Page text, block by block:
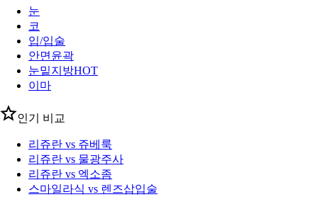
눈
코
입/입술
안면윤곽
눈밑지방HOT
이마
인기 비교
리쥬란 vs 쥬베룩
리쥬란 vs 물광주사
리쥬란 vs 엑소좀
스마일라식 vs 렌즈삽입술